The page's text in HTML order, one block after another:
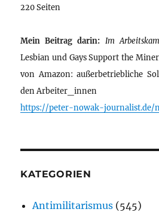
220 Seiten
Mein Beitrag darin: Im
Lesbian und Gays Support the
von Amazon: außerbetriebliche
den Arbeiter_innen
https://peter-nowak-journalist.de/
KATEGORIEN
Antimilitarismus (545)